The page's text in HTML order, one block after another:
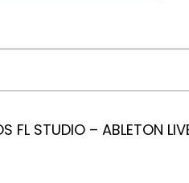
FL STUDIO – ABLETON